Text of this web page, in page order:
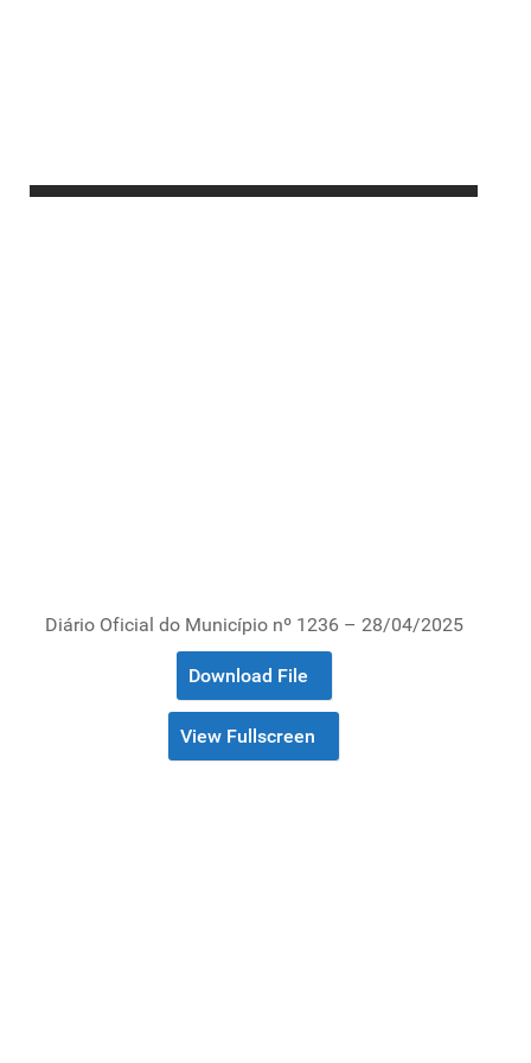
Diário Oficial do Município nº 1236 – 28/04/2025
Download File
View Fullscreen